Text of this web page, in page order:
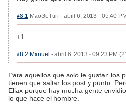
#8.1 MaoSeTun - abril 6, 2013 - 05:40
+1
#8.2 Manuel - abril 6, 2013 - 09:23 PM
Para aquellos que solo le gustan los
tienen que saltar los post y punto.
Eliax porque hay mucha gente
lo que hace el hombre.